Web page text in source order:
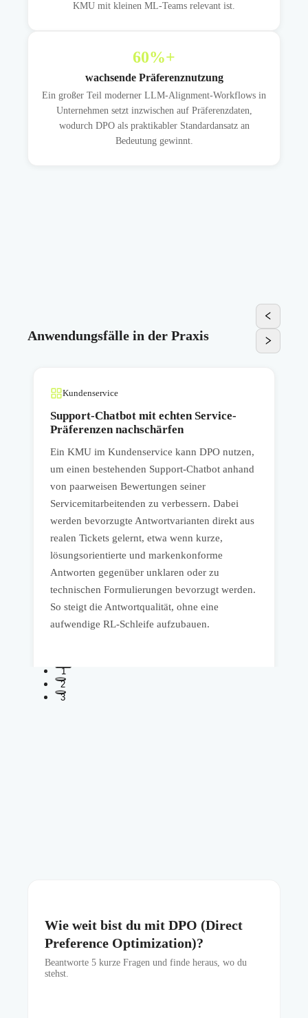
KMU mit kleinen ML-Teams relevant ist.
60%+
wachsende Präferenznutzung
Ein großer Teil moderner LLM-Alignment-Workflows in
Unternehmen setzt inzwischen auf Präferenzdaten,
wodurch DPO als praktikabler Standardansatz an
Bedeutung gewinnt.
Anwendungsfälle in der Praxis
Kundenservice
Support-Chatbot mit echten Service-
Präferenzen nachschärfen
Ein KMU im Kundenservice kann DPO nutzen,
um einen bestehenden Support-Chatbot anhand
von paarweisen Bewertungen seiner
Servicemitarbeitenden zu verbessern. Dabei
werden bevorzugte Antwortvarianten direkt aus
realen Tickets gelernt, etwa wenn kurze,
lösungsorientierte und markenkonforme
Antworten gegenüber unklaren oder zu
technischen Formulierungen bevorzugt werden.
So steigt die Antwortqualität, ohne eine
aufwendige RL-Schleife aufzubauen.
1
2
3
Wie weit bist du mit DPO (Direct
Preference Optimization)?
Beantworte 5 kurze Fragen und finde heraus, wo du
stehst.